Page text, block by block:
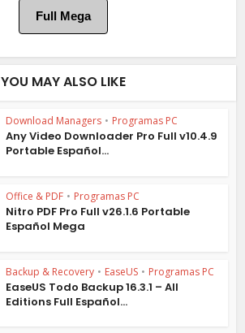
Full Mega
YOU MAY ALSO LIKE
Download Managers • Programas PC
Any Video Downloader Pro Full v10.4.9
Portable Español...
Office & PDF • Programas PC
Nitro PDF Pro Full v26.1.6 Portable
Español Mega
Backup & Recovery • EaseUS • Programas PC
EaseUS Todo Backup 16.3.1 – All
Editions Full Español...